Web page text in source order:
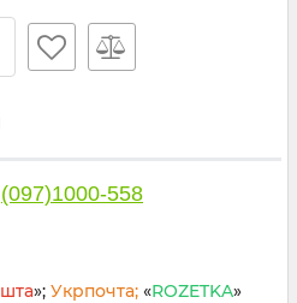
(097)1000-558
»; Укрпочта; «ROZETKA»